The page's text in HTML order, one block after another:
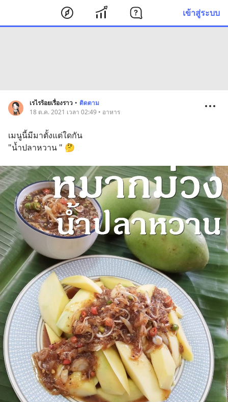
เข้าสู่ระบบ
เรไรร้อยเรื่องราว • ติดตาม
18 ต.ค. 2021 เวลา 02:49 • อาหาร
เมนูนี้มีมาตั้งแต่ใดกัน
"น้ำปลาหวาน " 🤔